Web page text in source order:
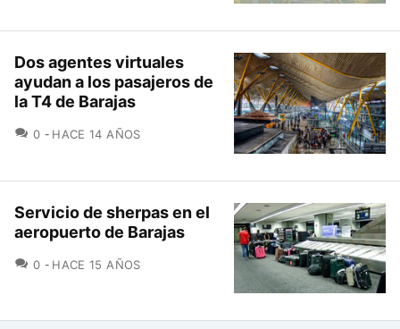
Dos agentes virtuales
ayudan a los pasajeros de
la T4 de Barajas
0 COMENTARIOS
HACE 14 AÑOS
Servicio de sherpas en el
aeropuerto de Barajas
0 COMENTARIOS
HACE 15 AÑOS